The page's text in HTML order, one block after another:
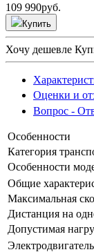
109 990руб.
Купить
Хочу дешевле
Оценки и
Вопрос -
Особенности
Категория
Особенности
Общие
Максимальная
Дистанция на
Допустимая
Электродвигатель